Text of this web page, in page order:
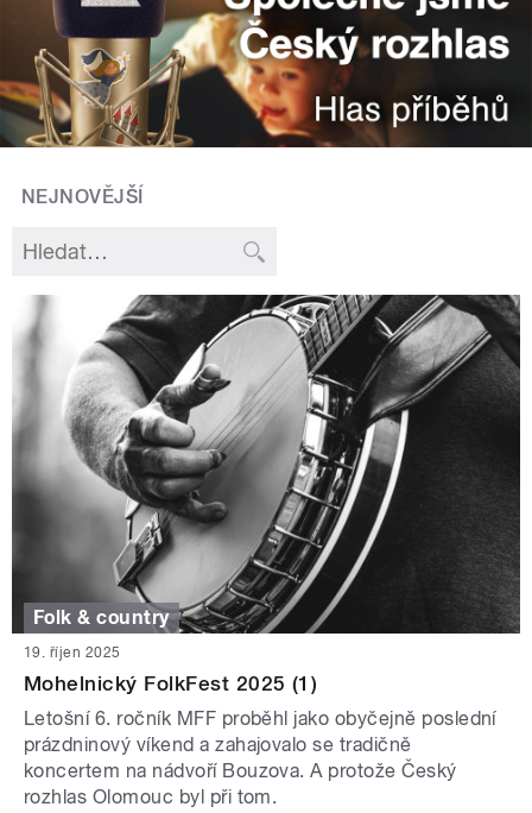
NEJNOVĚJŠÍ
Folk & country
19. říjen 2025
Mohelnický FolkFest 2025 (1)
Letošní 6. ročník MFF proběhl jako obyčejně poslední
prázdninový víkend a zahajovalo se tradičně
koncertem na nádvoří Bouzova. A protože Český
rozhlas Olomouc byl při tom.